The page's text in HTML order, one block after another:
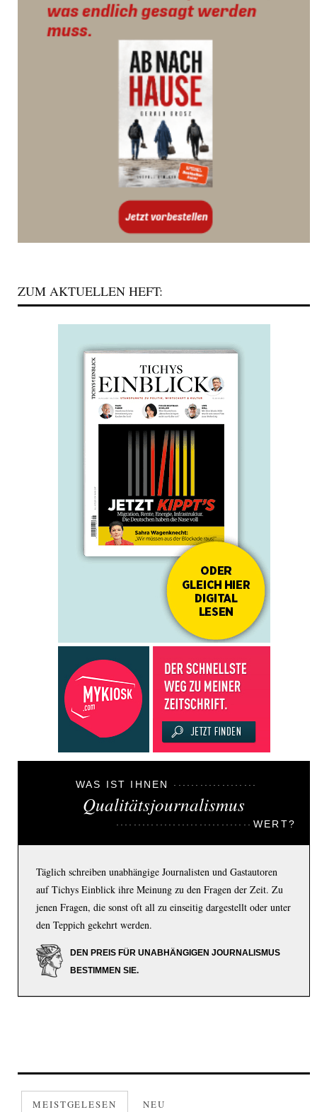
ZUM AKTUELLEN HEFT:
WAS IST IHNEN
Qualitätsjournalismus
WERT?
Täglich schreiben unabhängige Journalisten und Gastautoren
auf Tichys Einblick ihre Meinung zu den Fragen der Zeit. Zu
jenen Fragen, die sonst oft all zu einseitig dargestellt oder unter
den Teppich gekehrt werden.
DEN PREIS FÜR UNABHÄNGIGEN JOURNALISMUS
BESTIMMEN SIE.
MEISTGELESEN NEU